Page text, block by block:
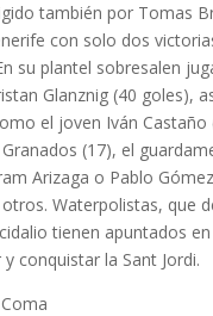
también por Tomas
con solo dos
su plantel sobresalen
Glanznig (40 goles),
el joven Iván Castaño
(17), el
Arizaga o Pablo
Waterpolistas, que
tienen apuntados
conquistar la Sant Jordi.